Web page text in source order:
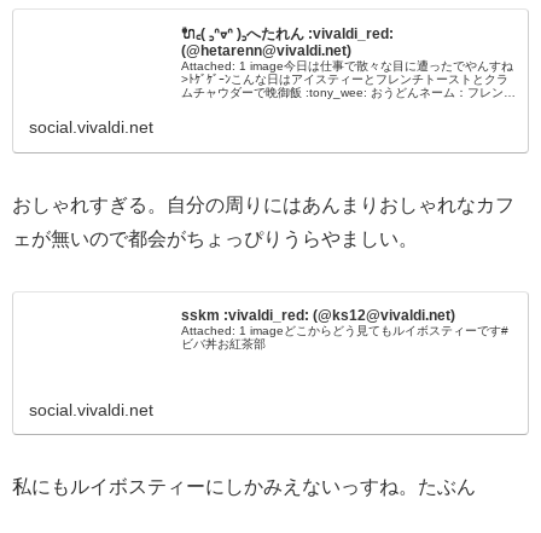
🔌꜀( ꜆ᐢᢦᐢ )꜆へたれん :vivaldi_red:
(@hetarenn@vivaldi.net)
Attached: 1 image今日は仕事で散々な目に遭ったでやんすね
>ﾄｹﾞｹﾞｰﾝこんな日はアイスティーとフレンチトーストとクラ
ムチャウダーで晩御飯 :tony_wee: おうどんネーム：フレンチ
social.vivaldi.net
おしゃれすぎる。自分の周りにはあんまりおしゃれなカフ
ェが無いので都会がちょっぴりうらやましい。
sskm :vivaldi_red: (@ks12@vivaldi.net)
Attached: 1 imageどこからどう見てもルイボスティーです#
ビバ丼お紅茶部
social.vivaldi.net
私にもルイボスティーにしかみえないっすね。たぶん